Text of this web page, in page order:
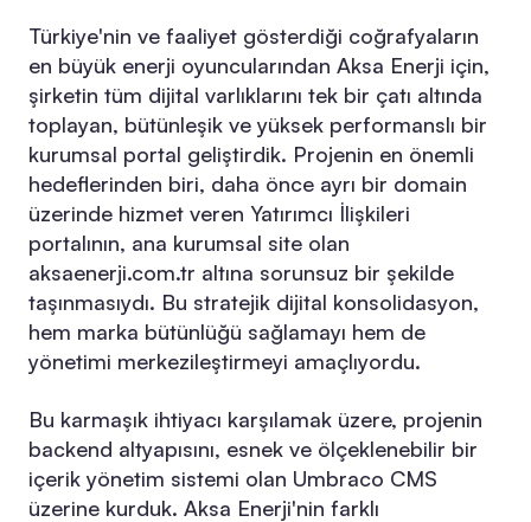
Türkiye'nin ve faaliyet gösterdiği coğrafyaların
en büyük enerji oyuncularından Aksa Enerji için,
şirketin tüm dijital varlıklarını tek bir çatı altında
toplayan, bütünleşik ve yüksek performanslı bir
kurumsal portal geliştirdik. Projenin en önemli
hedeflerinden biri, daha önce ayrı bir domain
üzerinde hizmet veren Yatırımcı İlişkileri
portalının, ana kurumsal site olan
aksaenerji.com.tr altına sorunsuz bir şekilde
taşınmasıydı. Bu stratejik dijital konsolidasyon,
hem marka bütünlüğü sağlamayı hem de
yönetimi merkezileştirmeyi amaçlıyordu.
Bu karmaşık ihtiyacı karşılamak üzere, projenin
backend altyapısını, esnek ve ölçeklenebilir bir
içerik yönetim sistemi olan Umbraco CMS
üzerine kurduk. Aksa Enerji'nin farklı